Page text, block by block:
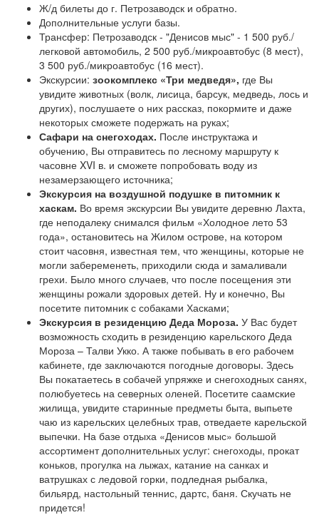
Ж/д билеты до г. Петрозаводск и обратно.
Дополнительные услуги базы.
Трансфер: Петрозаводск - "Денисов мыс" - 1 500 руб./
легковой автомобиль, 2 500 руб./микроавтобус (8 мест),
3 500 руб./микроавтобус (16 мест).
Экскурсии: зоокомплекс «Три медведя», где Вы
увидите животных (волк, лисица, барсук, медведь, лось и
других), послушаете о них рассказ, покормите и даже
некоторых сможете подержать на руках;
Сафари на снегоходах. После инструктажа и
обучению, Вы отправитесь по лесному маршруту к
часовне XVI в. и сможете попробовать воду из
незамерзающего источника;
Экскурсия на воздушной подушке в питомник к
хаскам. Во время экскурсии Вы увидите деревню Лахта,
где неподалеку снимался фильм «Холодное лето 53
года», остановитесь на Жилом острове, на котором
стоит часовня, известная тем, что женщины, которые не
могли забеременеть, приходили сюда и замаливали
грехи. Было много случаев, что после посещения эти
женщины рожали здоровых детей. Ну и конечно, Вы
посетите питомник с собаками Хасками;
Экскурсия в резиденцию Деда Мороза. У Вас будет
возможность сходить в резиденцию карельского Деда
Мороза – Талви Укко. А также побывать в его рабочем
кабинете, где заключаются погодные договоры. Здесь
Вы покатаетесь в собачей упряжке и снегоходных санях,
полюбуетесь на северных оленей. Посетите саамские
жилища, увидите старинные предметы быта, выпьете
чаю из карельских целебных трав, отведаете карельской
выпечки. На базе отдыха «Денисов мыс» большой
ассортимент дополнительных услуг: снегоходы, прокат
коньков, прогулка на лыжах, катание на санках и
ватрушках с ледовой горки, подледная рыбалка,
бильярд, настольный теннис, дартс, баня. Скучать не
придется!